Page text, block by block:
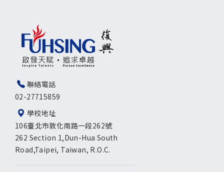
聯絡電話
02-27715859
學校地址
106臺北市敦化南路一段262號
262 Section 1,Dun-Hua South
Road,Taipei, Taiwan, R.O.C.